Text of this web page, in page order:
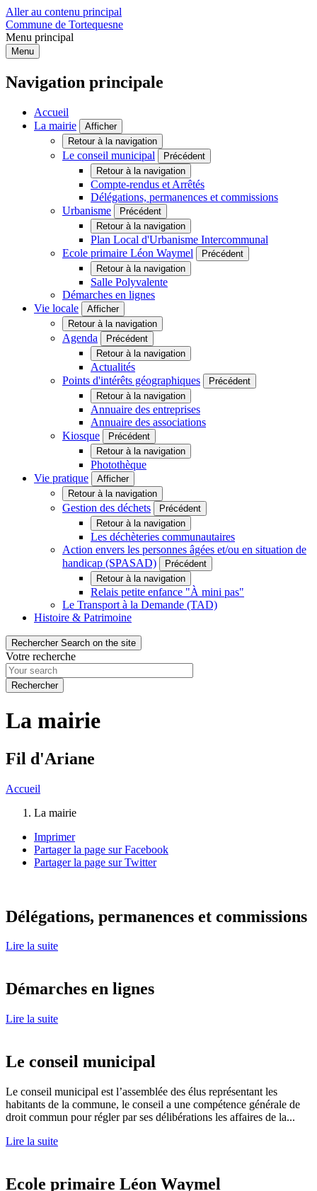
Aller au contenu principal
Commune de Tortequesne
Menu principal
Menu
Navigation principale
Accueil
La mairie
Afficher
Retour à la navigation
Le conseil municipal
Précédent
Retour à la navigation
Compte-rendus et Arrêtés
Délégations, permanences et commissions
Urbanisme
Précédent
Retour à la navigation
Plan Local d'Urbanisme Intercommunal
Ecole primaire Léon Waymel
Précédent
Retour à la navigation
Salle Polyvalente
Démarches en lignes
Vie locale
Afficher
Retour à la navigation
Agenda
Précédent
Retour à la navigation
Actualités
Points d'intérêts géographiques
Précédent
Retour à la navigation
Annuaire des entreprises
Annuaire des associations
Kiosque
Précédent
Retour à la navigation
Photothèque
Vie pratique
Afficher
Retour à la navigation
Gestion des déchets
Précédent
Retour à la navigation
Les déchèteries communautaires
Action envers les personnes âgées et/ou en situation de
handicap (SPASAD)
Précédent
Retour à la navigation
Relais petite enfance "À mini pas"
Le Transport à la Demande (TAD)
Histoire & Patrimoine
Rechercher Search on the site
Votre recherche
La mairie
Fil d'Ariane
Accueil
La mairie
Imprimer
Partager la page sur Facebook
Partager la page sur Twitter
Délégations, permanences et commissions
Lire la suite
Démarches en lignes
Lire la suite
Le conseil municipal
Le conseil municipal est l’assemblée des élus représentant les
habitants de la commune, le conseil a une compétence générale de
droit commun pour régler par ses délibérations les affaires de la...
Lire la suite
Ecole primaire Léon Waymel